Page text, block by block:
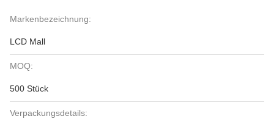
Markenbezeichnung:
LCD Mall
MOQ:
500 Stück
Verpackungsdetails: